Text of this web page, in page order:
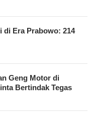
di Era Prabowo: 214
Geng Motor di
Bertindak Tegas